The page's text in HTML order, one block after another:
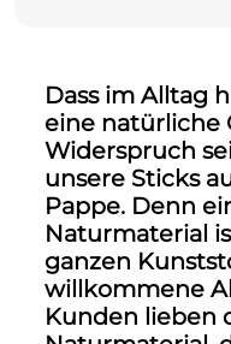
Dass im Alltag
eine natürliche
Widerspruch
unsere Sticks
Pappe. Denn
Naturmaterial
ganzen
willkommene
Kunden lieben